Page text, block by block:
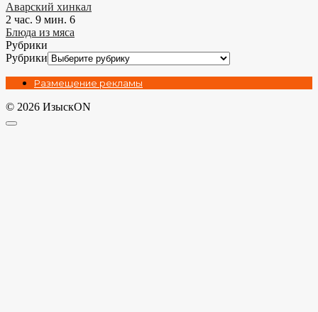
Аварский хинкал
2 час. 9 мин. 6
Блюда из мяса
Рубрики
Рубрики
Размещение рекламы
© 2026 ИзыскON